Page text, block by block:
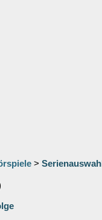
> Serienauswahl